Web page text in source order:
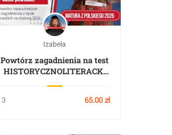
Izabela
Powtórz zagadnienia na test
HISTORYCZNOLITERACKI
3 65.00 zł